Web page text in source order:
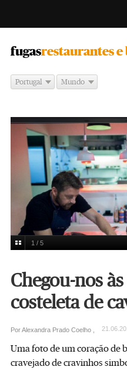
fugasrestaurantes e
Portugal Mundo
José Maria Ferreira
1 / 5
Chegou-nos
costeleta de
Por Alexandra Prado Coelho ,
Uma foto de um coração de
cravejado de cravinhos